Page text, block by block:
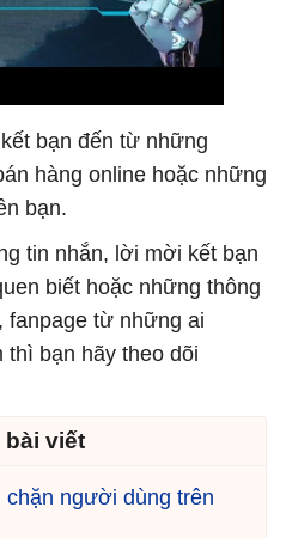
bạn đến từ những
hàng online hoặc những
bạn.
tin nhắn, lời mời kết bạn
biết hoặc những thông
fanpage từ những ai
thì bạn hãy theo dõi
bài viết
người dùng trên